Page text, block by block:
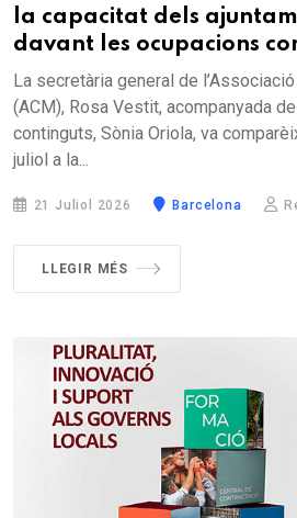
la capacitat dels
davant les ocupacions
La secretària general de
(ACM), Rosa Vestit, acompanyada
continguts, Sònia Oriola, va
juliol a la...
21 Juliol 2026 Barcelona
LLEGIR MÉS